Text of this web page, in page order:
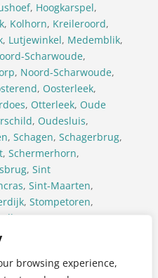
browsing experience,
, Hoogkarspel,
, Kolhorn, Kreileroord,
, Lutjewinkel, Medemblik,
Scharwoude,
, Noord-Scharwoude,
, Oosterleek,
, Otterleek, Oude
, Oudesluis,
, Schagen, Schagerbrug,
, Schermerhorn,
, Sint
, Sint-Maarten,
, Stompetoren,
,
,Wieringerwerf,